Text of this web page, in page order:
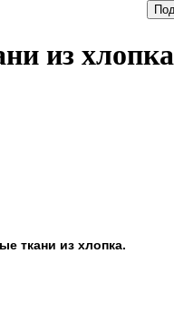
из хлопка
ткани из хлопка.